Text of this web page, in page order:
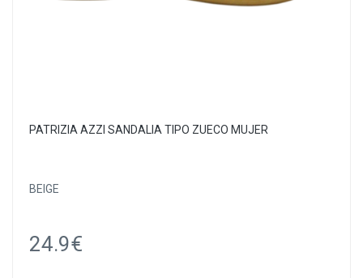
PATRIZIA AZZI SANDALIA TIPO ZUECO MUJER
BEIGE
24.9€